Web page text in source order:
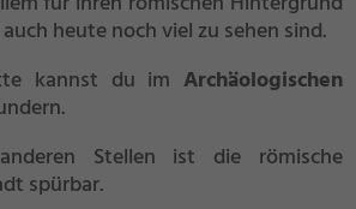
heute noch viel zu sehen sind.
kannst du im Archäologischen
Stellen ist die römische
spürbar.